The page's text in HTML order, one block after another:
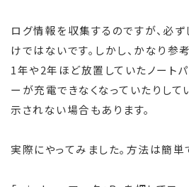
ログ情報を収集するのですが、必
けではないです。しかし、かなり参
1年や2年ほど放置していたノートパ
ーが充電できなくなっていたりして
示されない場合もあります。
実際にやってみました。方法は簡単